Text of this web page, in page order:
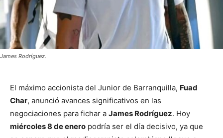
James Rodríguez.
El máximo accionista del Junior de Barranquilla, Fuad
Char, anunció avances significativos en las
negociaciones para fichar a James Rodríguez. Hoy
miércoles 8 de enero podría ser el día decisivo, ya que